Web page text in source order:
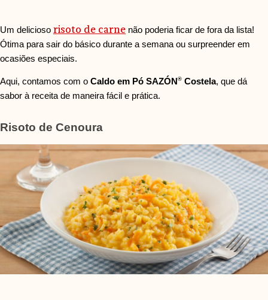
Um delicioso risoto de carne não poderia ficar de fora da lista!
Ótima para sair do básico durante a semana ou surpreender em
ocasiões especiais.
Aqui, contamos com o Caldo em Pó SAZÓN ® Costela, que dá
sabor à receita de maneira fácil e prática.
Risoto de Cenoura